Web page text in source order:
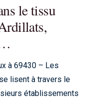
le tissu
à 69430 – Les
lisent à travers le
établissements